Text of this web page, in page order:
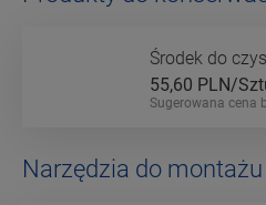
Środek do
55,60 PLN/
Sugerowana cena
Narzędzia do montażu